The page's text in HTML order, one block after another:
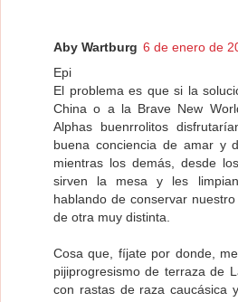
Aby Wartburg 6 de enero de
Epi
El problema es que si la
China o a la Brave New
Alphas buenrrolitos
buena conciencia de amar y
mientras los demás, desde
sirven la mesa y les
hablando de conservar
de otra muy distinta.
Cosa que, fíjate por donde,
pijiprogresismo de terraza de
con rastas de raza caucásica